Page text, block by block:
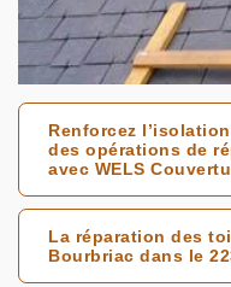
Renforcez
des opérations de
avec WELS
La réparation des
Bourbriac dans le